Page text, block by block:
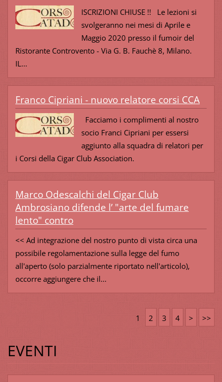
ISCRIZIONI CHIUSE !! Le lezioni si
svolgeranno nei mesi di Aprile e
Maggio 2020 presso il fumoir del
Ristorante Controvento - Via G. B. Fauchè 8, Milano.
IL...
Franco Cipriani - nuovo relatore corsi CCA
Facciamo i complimenti al nostro
socio Franci Cipriani per essersi
aggiunto alla squadra di relatori per
i Corsi della Cigar Club Association.
Marco Odescalchi del Cigar Club
Ambrosiano difende l’ "arte del fumare
lento" contro
<< Ad integrazione del nostro punto di vista circa una
possibile regolamentazione sulla legge del fumo
all'aperto (solo parzialmente riportato nell'articolo),
occorre aggiungere che il...
1 2 3 4 > >>
EVENTI